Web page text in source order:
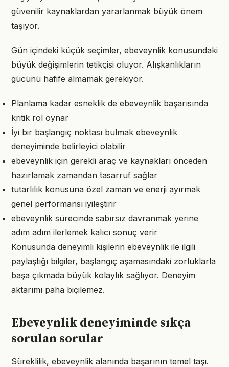
güvenilir kaynaklardan yararlanmak büyük önem
taşıyor.
Gün içindeki küçük seçimler, ebeveynlik konusundaki
büyük değişimlerin tetikçisi oluyor. Alışkanlıkların
gücünü hafife almamak gerekiyor.
Planlama kadar esneklik de ebeveynlik başarısında
kritik rol oynar
İyi bir başlangıç noktası bulmak ebeveynlik
deneyiminde belirleyici olabilir
ebeveynlik için gerekli araç ve kaynakları önceden
hazırlamak zamandan tasarruf sağlar
tutarlılık konusuna özel zaman ve enerji ayırmak
genel performansı iyileştirir
ebeveynlik sürecinde sabırsız davranmak yerine
adım adım ilerlemek kalıcı sonuç verir
Konusunda deneyimli kişilerin ebeveynlik ile ilgili
paylaştığı bilgiler, başlangıç aşamasındaki zorluklarla
başa çıkmada büyük kolaylık sağlıyor. Deneyim
aktarımı paha biçilemez.
Ebeveynlik deneyiminde sıkça
sorulan sorular
Süreklilik, ebeveynlik alanında başarının temel taşı.